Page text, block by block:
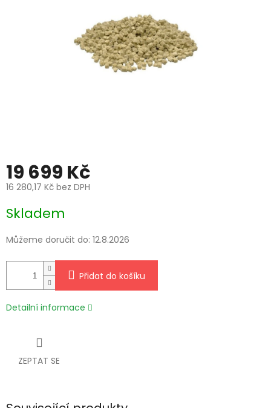
19 699 Kč
16 280,17 Kč bez DPH
cena:
Skladem
Můžeme doručit do: 12.8.2026
Přidat do košíku
Detailní informace
ZEPTAT SE